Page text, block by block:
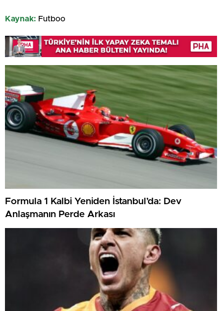
Kaynak: Futboo
Formula 1 Kalbi Yeniden İstanbul’da: Dev
Anlaşmanın Perde Arkası